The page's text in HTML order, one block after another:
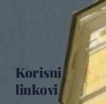
Korisni
linkovi